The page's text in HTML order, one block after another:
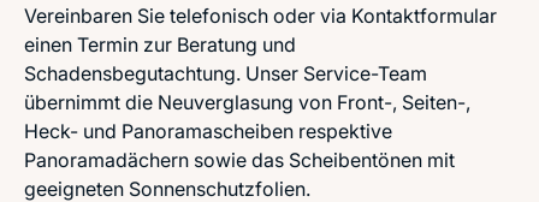
Vereinbaren Sie telefonisch oder via Kontaktformular
einen Termin zur Beratung und
Schadensbegutachtung. Unser Service-Team
übernimmt die Neuverglasung von Front-, Seiten-,
Heck- und Panoramascheiben respektive
Panoramadächern sowie das Scheibentönen mit
geeigneten Sonnenschutzfolien.